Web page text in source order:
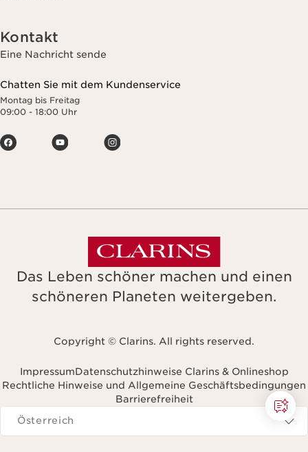
Kontakt
Eine Nachricht sende
Chatten Sie mit dem Kundenservice
Montag bis Freitag
09:00 - 18:00 Uhr
Das Leben schöner machen und einen
schöneren Planeten weitergeben.
Copyright © Clarins. All rights reserved.
ImpressumDatenschutzhinweise Clarins & Onlineshop
Rechtliche Hinweise und Allgemeine Geschäftsbedingungen
Barrierefreiheit
Navigieren zu
Österreich